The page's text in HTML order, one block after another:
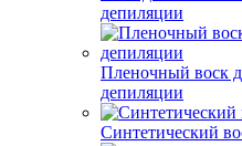
депиляции
Пленочный воск
депиляции
Синтетический